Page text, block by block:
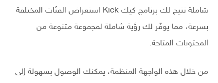
شاملة تتيح لك برنامج كيك Kick استعراض الفئات المختلفة
بسرعة، مما يوفّر لك رؤية شاملة لمجموعة متنوعة من
المحتويات المتاحة.
من خلال هذه الواجهة المنظمة، يمكنك الوصول بسهولة إلى